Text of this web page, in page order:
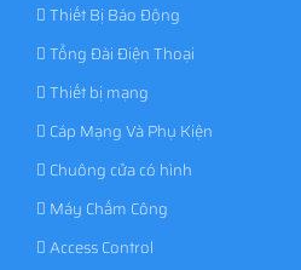
Thiết Bị Báo Động
Tổng Đài Điện Thoại
Thiết bị mạng
Cáp Mạng Và Phụ Kiện
Chuông cửa có hình
Máy Chấm Công
Access Control